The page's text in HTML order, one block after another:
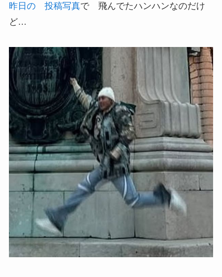
昨日の 投稿写真で 飛んでたハンハンなのだけ
ど…